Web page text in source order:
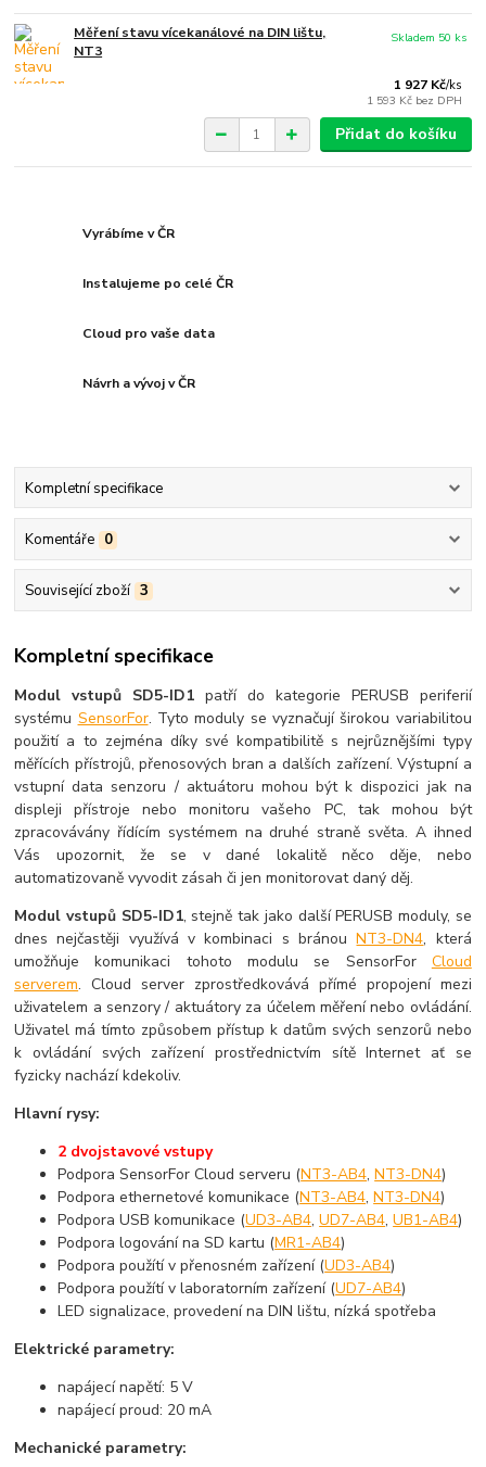
Měření stavu vícekanálové na DIN lištu,
NT3
1 927 Kč/ks
1 593 Kč bez DPH
Skladem 50 ks
Přidat do košíku
Vyrábíme v ČR
Instalujeme po celé ČR
Cloud pro vaše data
Návrh a vývoj v ČR
Kompletní specifikace
Komentáře 0
Související zboží 3
Kompletní specifikace
Modul vstupů SD5-ID1 patří do kategorie PERUSB periferií
systému SensorFor. Tyto moduly se vyznačují širokou variabilitou
použití a to zejména díky své kompatibilitě s nejrůznějšími typy
měřících přístrojů, přenosových bran a dalších zařízení. Výstupní a
vstupní data senzoru / aktuátoru mohou být k dispozici jak na
displeji přístroje nebo monitoru vašeho PC, tak mohou být
zpracovávány řídícím systémem na druhé straně světa. A ihned
Vás upozornit, že se v dané lokalitě něco děje, nebo
automatizovaně vyvodit zásah či jen monitorovat daný děj.
Modul vstupů SD5-ID1, stejně tak jako další PERUSB moduly, se
dnes nejčastěji využívá v kombinaci s bránouNT3-DN4, která
umožňuje komunikaci tohoto modulu se SensorFor Cloud
serverem. Cloud server zprostředkovává přímé propojení mezi
uživatelem a senzory / aktuátory za účelem měření nebo ovládání.
Uživatel má tímto způsobem přístup k datům svých senzorů nebo
k ovládání svých zařízení prostřednictvím sítě Internet ať se
fyzicky nachází kdekoliv.
Hlavní rysy:
2 dvojstavové vstupy
Podpora SensorFor Cloud serveru (NT3-AB4,NT3-DN4)
Podpora ethernetové komunikace (NT3-AB4,NT3-DN4)
Podpora USB komunikace (UD3-AB4,UD7-AB4,UB1-AB4)
Podpora logování na SD kartu (MR1-AB4)
Podpora použítí v přenosném zařízení (UD3-AB4)
Podpora použítí v laboratorním zařízení (UD7-AB4)
LED signalizace, provedení na DIN lištu, nízká spotřeba
Elektrické parametry:
napájecí napětí: 5 V
napájecí proud: 20 mA
Mechanické parametry: